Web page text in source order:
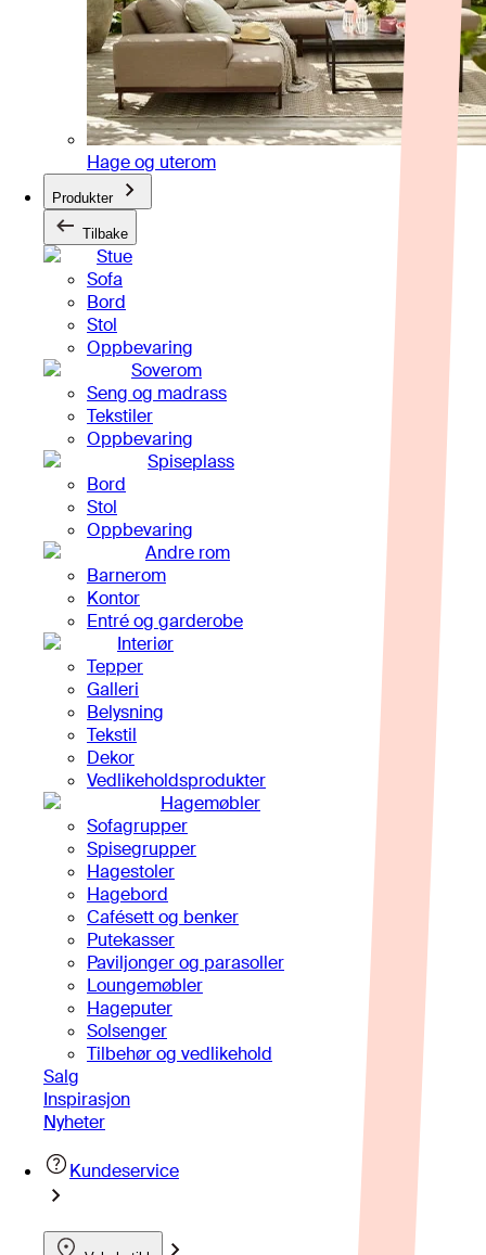
Hage og uterom
Produkter
Tilbake
Stue
Sofa
Bord
Stol
Oppbevaring
Soverom
Seng og madrass
Tekstiler
Oppbevaring
Spiseplass
Bord
Stol
Oppbevaring
Andre rom
Barnerom
Kontor
Entré og garderobe
Interiør
Tepper
Galleri
Belysning
Tekstil
Dekor
Vedlikeholdsprodukter
Hagemøbler
Sofagrupper
Spisegrupper
Hagestoler
Hagebord
Cafésett og benker
Putekasser
Paviljonger og parasoller
Loungemøbler
Hageputer
Solsenger
Tilbehør og vedlikehold
Salg
Inspirasjon
Nyheter
Kundeservice